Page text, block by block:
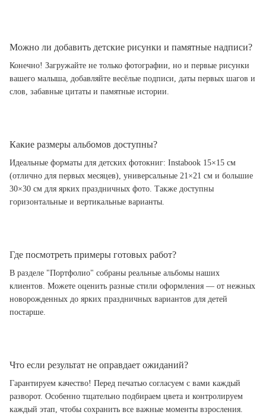
Можно ли добавить детские рисунки и памятные надписи?
Конечно! Загружайте не только фотографии, но и первые рисунки
вашего малыша, добавляйте весёлые подписи, даты первых шагов и
слов, забавные цитаты и памятные истории.
Какие размеры альбомов доступны?
Идеальные форматы для детских фотокниг: Instabook 15×15 см
(отлично для первых месяцев), универсальные 21×21 см и большие
30×30 см для ярких праздничных фото. Также доступны
горизонтальные и вертикальные варианты.
Где посмотреть примеры готовых работ?
В разделе "Портфолио" собраны реальные альбомы наших
клиентов. Можете оценить разные стили оформления — от нежных
новорожденных до ярких праздничных вариантов для детей
постарше.
Что если результат не оправдает ожиданий?
Гарантируем качество! Перед печатью согласуем с вами каждый
разворот. Особенно тщательно подбираем цвета и контролируем
каждый этап, чтобы сохранить все важные моменты взросления.